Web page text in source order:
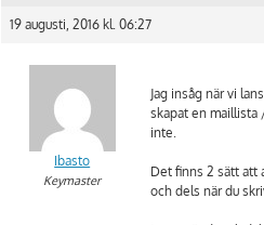
19 augusti, 2016 kl. 06:27
Ibasto
Keymaster
Jag insåg när vi
skapat en maillista
inte.
Det finns 2 sätt att
och dels när du